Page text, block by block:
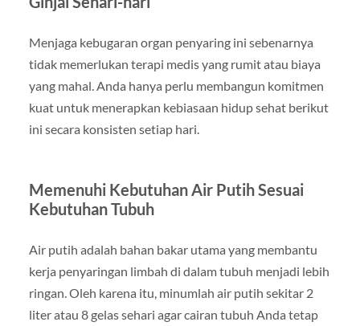
Menjaga kebugaran organ penyaring ini sebenarnya
tidak memerlukan terapi medis yang rumit atau biaya
yang mahal. Anda hanya perlu membangun komitmen
kuat untuk menerapkan kebiasaan hidup sehat berikut
ini secara konsisten setiap hari.
Memenuhi Kebutuhan Air Putih Sesuai
Kebutuhan Tubuh
Air putih adalah bahan bakar utama yang membantu
kerja penyaringan limbah di dalam tubuh menjadi lebih
ringan. Oleh karena itu, minumlah air putih sekitar 2
liter atau 8 gelas sehari agar cairan tubuh Anda tetap